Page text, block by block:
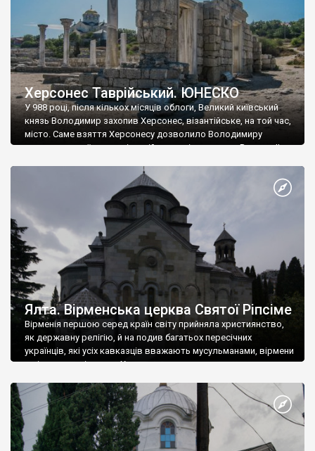
Херсонес Таврійський. ЮНЕСКО
У 988 році, після кількох місяців облоги, Великий київський
князь Володимир захопив Херсонес, візантійське, на той час,
місто. Саме взяття Херсонесу дозволило Володимиру
диктувати свої умови візантійському імператору Василю ІІ, та
Херсонесі Володимир-язичник, став Василем-християнином.
А потім було Хрещення Русі. На честь Херсонесу Таврійського
Ялта. Вірменська церква Святої Ріпсіме
Вірменія першою серед країн світу прийняла християнство,
як державну релігію, й на подив багатьох пересічних
українців, які усіх кавказців вважають мусульманами, вірмени
є відданими вірянами Христа